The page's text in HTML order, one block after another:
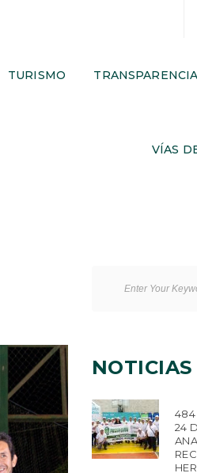
TURISMO TRANSPARENCIA
VÍAS
NOTICIAS
484
24